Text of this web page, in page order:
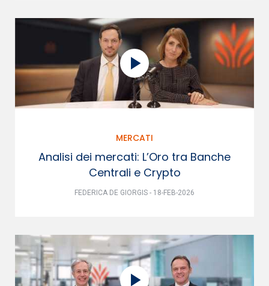
MERCATI
Analisi dei mercati: L’Oro tra Banche
Centrali e Crypto
FEDERICA DE GIORGIS - 18-FEB-2026